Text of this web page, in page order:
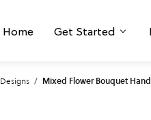
Home Get Started
Designs Mixed Flower Bouquet